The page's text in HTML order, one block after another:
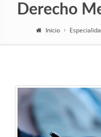
Derecho
Inicio